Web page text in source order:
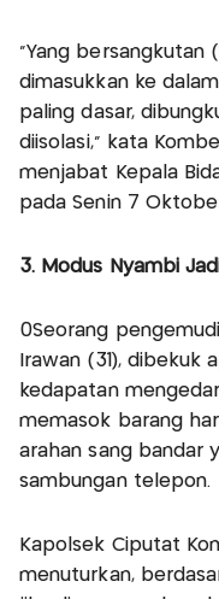
"Yang bersangkutan
dimasukkan ke
paling dasar,
diisolasi," kata
menjabat Kepala
pada Senin 7
3. Modus Nyambi
0Seorang
Irawan (31), dibekuk
kedapatan
memasok barang
arahan sang bandar
sambungan telepon.
Kapolsek Ciputat
menuturkan,